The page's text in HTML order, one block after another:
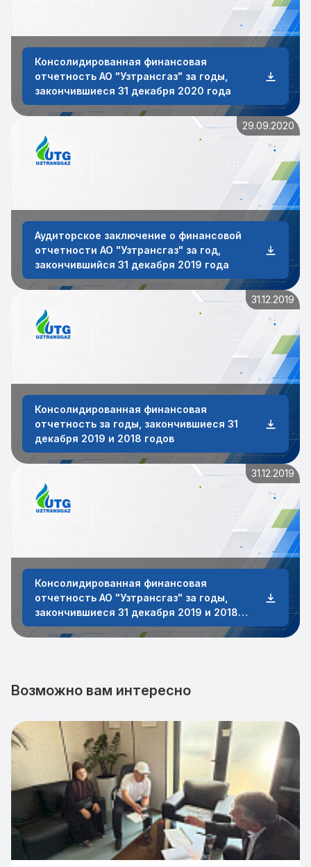
Консолидированная финансовая
отчетность АО "Узтрансгаз" за годы,
закончившиеся 31 декабря 2020 года
29.09.2020
Аудиторское заключение о финансовой
отчетности АО "Узтрансгаз" за год,
закончившийся 31 декабря 2019 года
31.12.2019
Консолидированная финансовая
отчетность за годы, закончившиеся 31
декабря 2019 и 2018 годов
31.12.2019
Консолидированная финансовая
отчетность АО "Узтрансгаз" за годы,
закончившиеся 31 декабря 2019 и 2018
годов
Возможно вам интересно